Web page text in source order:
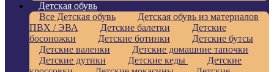
Детская обувь
Все Детская обувь
Детская обувь из материалов
ПВХ / ЭВА
Детские балетки
Детские
босоножки
Детские ботинки
Детские бутсы
Детские валенки
Детские домашние тапочки
Детские дутики
Детские кеды
Детские